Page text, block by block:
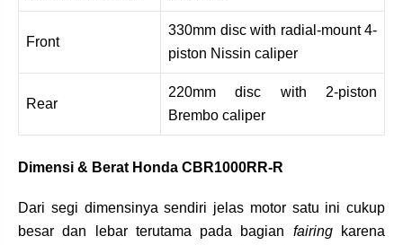
Front
330mm disc with radial-mount 4-
piston Nissin caliper
Rear
220mm disc with 2-piston
Brembo caliper
Dimensi & Berat Honda CBR1000RR-R
Dari segi dimensinya sendiri jelas motor satu ini cukup
besar dan lebar terutama pada bagian fairingkarena